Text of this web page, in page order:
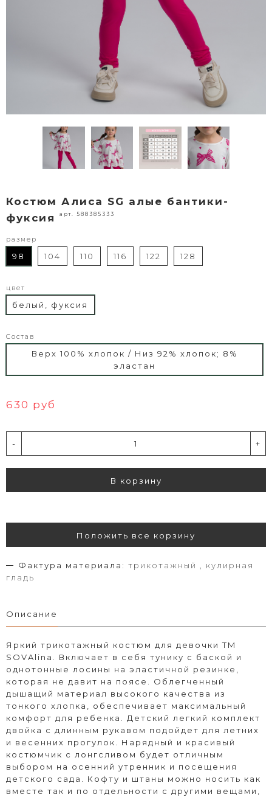
Костюм Алиса SG алые бантики-
фуксия
арт. 588385333
размер
98 104 110 116 122 128
цвет
белый, фуксия
Состав
Верх 100% хлопок / Низ 92% хлопок; 8%
эластан
630 руб
- +
В корзину
Положить все корзину
Фактура материала: трикотажный , кулирная
гладь
Описание
Яркий трикотажный костюм для девочки ТМ
SOVAlina. Включает в себя тунику с баской и
однотонные лосины на эластичной резинке,
которая не давит на поясе. Облегченный
дышащий материал высокого качества из
тонкого хлопка, обеспечивает максимальный
комфорт для ребенка. Детский легкий комплект
двойка с длинным рукавом подойдет для летних
и весенних прогулок. Нарядный и красивый
костюмчик с лонгсливом будет отличным
выбором на осенний утренник и посещения
детского сада. Кофту и штаны можно носить как
вместе так и по отдельности с другими вещами,